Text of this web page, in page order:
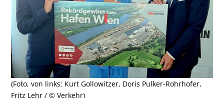
(Foto, von links: Kurt Gollowitzer, Doris Pulker-Rohrhofer,
Fritz Lehr / © Verkehr)